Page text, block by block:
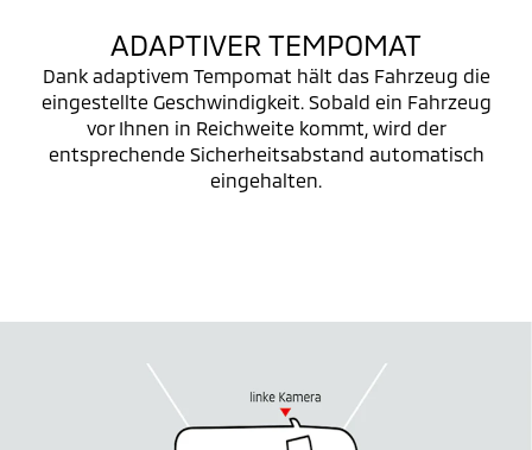
ADAPTIVER TEMPOMAT
Dank adaptivem Tempomat hält das Fahrzeug die
eingestellte Geschwindigkeit. Sobald ein Fahrzeug
vor Ihnen in Reichweite kommt, wird der
entsprechende Sicherheitsabstand automatisch
eingehalten.